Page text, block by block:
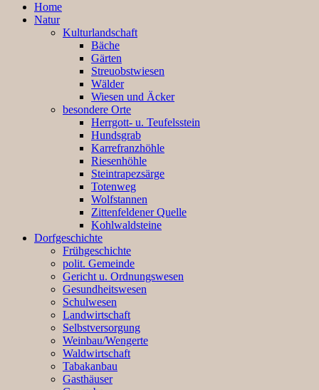
Home
Natur
Kulturlandschaft
Bäche
Gärten
Streuobstwiesen
Wälder
Wiesen und Äcker
besondere Orte
Herrgott- u. Teufelsstein
Hundsgrab
Karrefranzhöhle
Riesenhöhle
Steintrapezsärge
Totenweg
Wolfstannen
Zittenfeldener Quelle
Kohlwaldsteine
Dorfgeschichte
Frühgeschichte
polit. Gemeinde
Gericht u. Ordnungswesen
Gesundheitswesen
Schulwesen
Landwirtschaft
Selbstversorgung
Weinbau/Wengerte
Waldwirtschaft
Tabakanbau
Gasthäuser